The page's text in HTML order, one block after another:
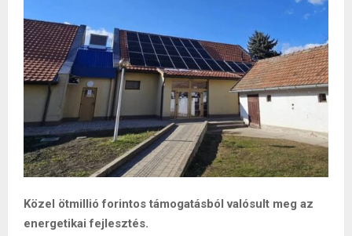
Közel ötmillió forintos támogatásból valósult meg az
energetikai fejlesztés.